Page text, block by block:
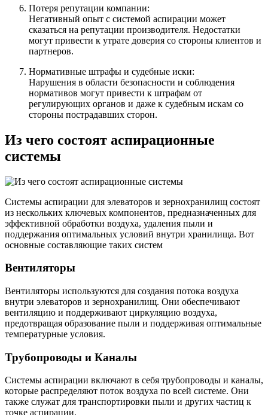
Потеря репутации компании:
Негативный опыт с системой аспирации может
сказаться на репутации производителя. Недостатки
могут привести к утрате доверия со стороны клиентов и
партнеров.
Нормативные штрафы и судебные иски:
Нарушения в области безопасности и соблюдения
нормативов могут привести к штрафам от
регулирующих органов и даже к судебным искам со
стороны пострадавших сторон.
Из чего состоят аспирационные
системы
Системы аспирации для элеваторов и зернохранилищ состоят
из нескольких ключевых компонентов, предназначенных для
эффективной обработки воздуха, удаления пыли и
поддержания оптимальных условий внутри хранилища. Вот
основные составляющие таких систем
Вентиляторы
Вентиляторы используются для создания потока воздуха
внутри элеваторов и зернохранилищ. Они обеспечивают
вентиляцию и поддерживают циркуляцию воздуха,
предотвращая образование пыли и поддерживая оптимальные
температурные условия.
Трубопроводы и Каналы
Системы аспирации включают в себя трубопроводы и каналы,
которые распределяют поток воздуха по всей системе. Они
также служат для транспортировки пыли и других частиц к
точке аспирации.